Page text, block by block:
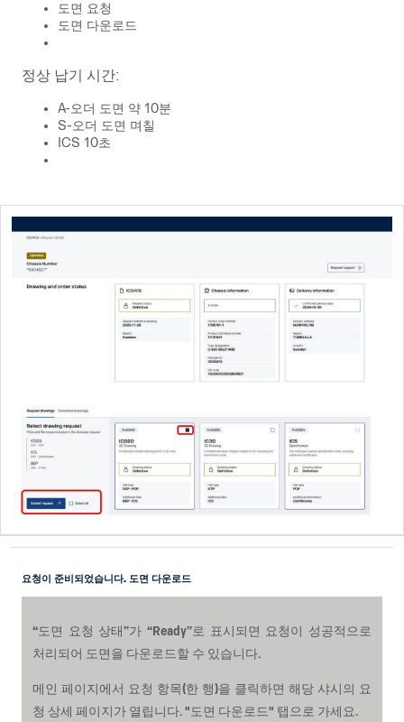
도면 요청
도면 다운로드
정상 납기 시간:
A-오더 도면 약 10분
S-오더 도면 며칠
ICS 10초
요청이 준비되었습니다. 도면 다운로드
“도면 요청 상태”가 “Ready”로 표시되면 요청이 성공적으로
처리되어 도면을 다운로드할 수 있습니다.
메인 페이지에서 요청 항목(한 행)을 클릭하면 해당 샤시의 요
청 상세 페이지가 열립니다. "도면 다운로드" 탭으로 가세요.